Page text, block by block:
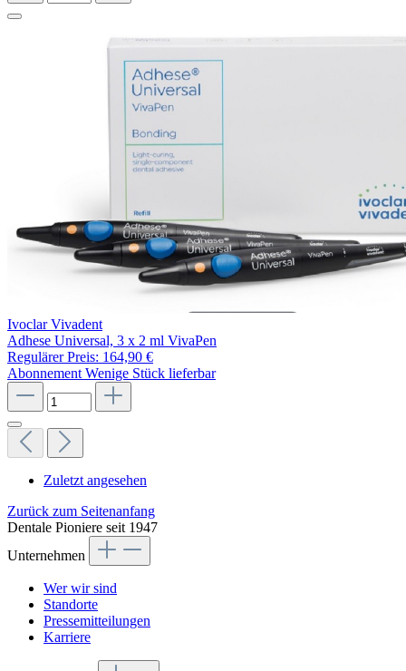
Ivoclar Vivadent
Adhese Universal, 3 x 2 ml VivaPen
Regulärer Preis: 164,90 €
AbonnementWenige Stück lieferbar
Zuletzt angesehen
Zurück zum Seitenanfang
Dentale Pioniere seit 1947
Unternehmen
Wer wir sind
Standorte
Pressemitteilungen
Karriere